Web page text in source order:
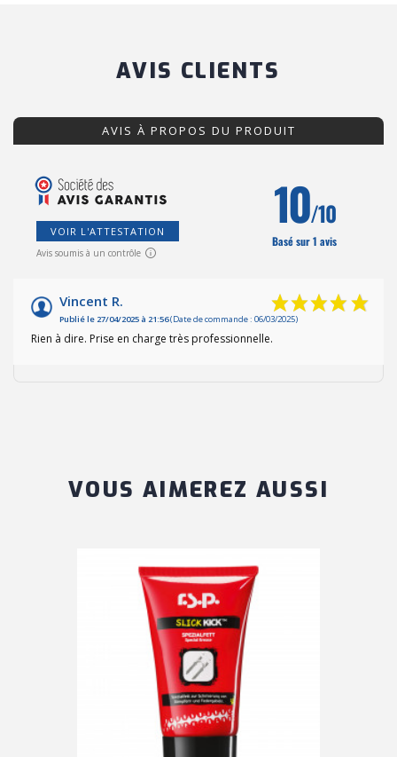
AVIS CLIENTS
AVIS À PROPOS DU PRODUIT
VOIR L'ATTESTATION
Avis soumis à un contrôle
10/10
Basé sur 1 avis
Vincent R.
Publié le 27/04/2025 à 21:56(Date de commande : 06/03/2025)
Rien à dire. Prise en charge très professionnelle.
VOUS AIMEREZ AUSSI